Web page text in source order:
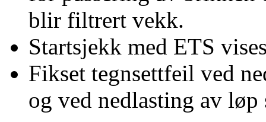
blir filtrert vekk.
Startsjekk med ETS
Fikset tegnsettfeil ved
og ved nedlasting av